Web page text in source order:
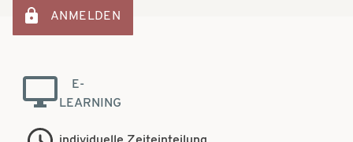
a
ANMELDEN
E-
LEARNING